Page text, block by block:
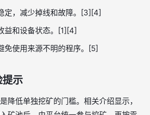
定，减少掉线和故障。[3][4]
益和设备状态。[1][4]
免使用来源不明的程序。[5]
提示
降低单独挖矿的门槛。相关介绍显示，